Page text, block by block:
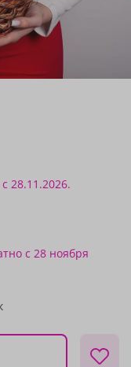
28.11.2026.
с 28 ноября